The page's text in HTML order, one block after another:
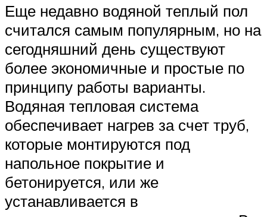
Еще недавно водяной теплый пол
считался самым популярным, но на
сегодняшний день существуют
более экономичные и простые по
принципу работы варианты.
Водяная тепловая система
обеспечивает нагрев за счет труб,
которые монтируются под
напольное покрытие и
бетонируется, или же
устанавливается в